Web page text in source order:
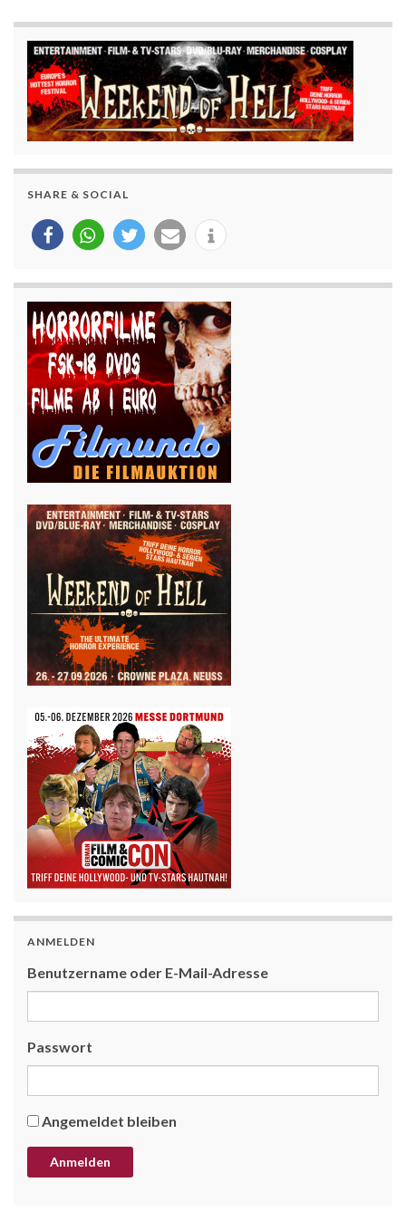
SHARE & SOCIAL
ANMELDEN
Benutzername oder E-Mail-Adresse
Passwort
Angemeldet bleiben